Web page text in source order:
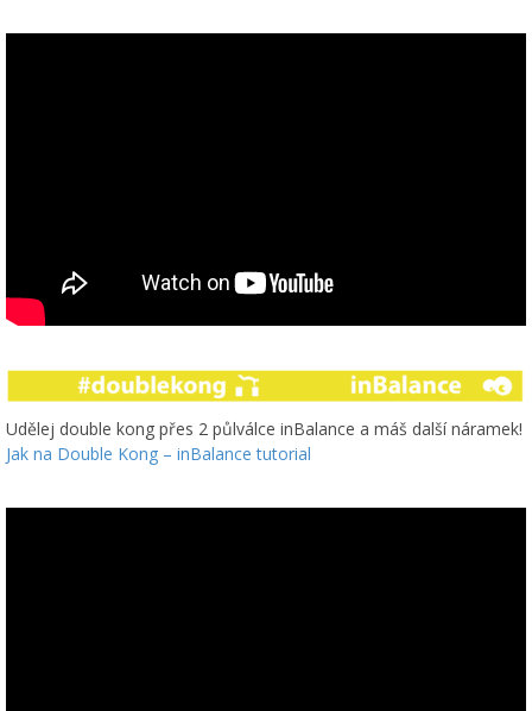
Udělej double kong přes 2 půlválce inBalance a máš další náramek!
Jak na Double Kong – inBalance tutorial